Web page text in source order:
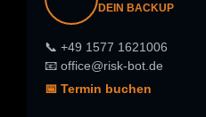
DEIN BACKUP
📞 +49 1577 1621006
📧 office@risk-bot.de
📅 Termin buchen